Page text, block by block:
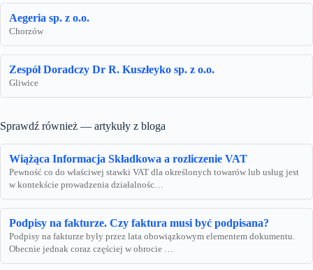
Aegeria sp. z o.o.
Chorzów
Zespół Doradczy Dr R. Kuszłeyko sp. z o.o.
Gliwice
Sprawdź również — artykuły z bloga
Wiążąca Informacja Składkowa a rozliczenie VAT
Pewność co do właściwej stawki VAT dla określonych towarów lub usług jest
w kontekście prowadzenia działalnośc…
Podpisy na fakturze. Czy faktura musi być podpisana?
Podpisy na fakturze były przez lata obowiązkowym elementem dokumentu.
Obecnie jednak coraz częściej w obrocie …